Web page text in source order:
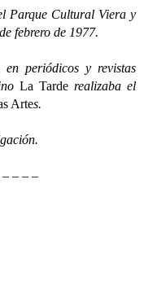
Cultural Viera y
febrero de 1977.
y revistas
La Tarde realizaba el
Artes.
– – –